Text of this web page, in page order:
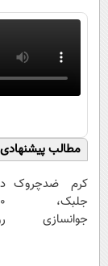
مطالب پیشنهادی
کرم ضدچروک
جلبک،
جوانسازی